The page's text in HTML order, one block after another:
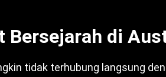
Bersejarah di
tidak terhubung langsung